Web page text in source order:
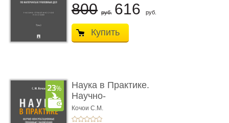
800 руб. 616 руб.
Купить
Наука в Практике.
Научно-
консультационные (пра
...
Кочои С.М.